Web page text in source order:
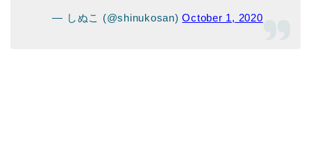
— しぬこ (@shinukosan)October 1, 2020